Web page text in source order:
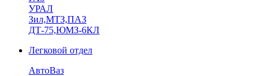
УРАЛ
Зил,МТЗ,ПАЗ
ДТ-75,ЮМЗ-6КЛ
Легковой отдел
АвтоВаз